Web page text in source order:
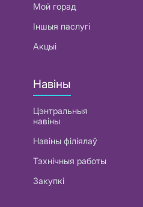
Мой горад
Іншыя паслугі
Акцыі
Навіны
Цэнтральныя
навіны
Навіны філіялаў
Тэхнічныя работы
Закупкі